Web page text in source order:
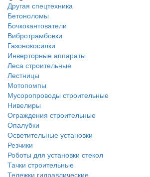
Другая спецтехника
Бетоноломы
Бочкокантователи
Вибротрамбовки
Газонокосилки
Инверторные аппараты
Леса строительные
Лестницы
Мотопомпы
Мусоропроводы строительные
Нивелиры
Ограждения строительные
Опалубки
Осветительные установки
Резчики
Роботы для установки стекол
Тачки строительные
Тележки гидравлические